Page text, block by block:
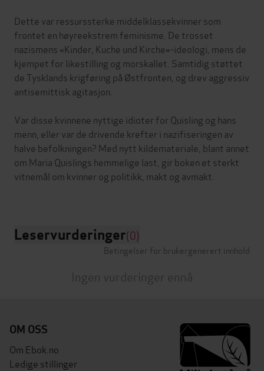
Dette var ressurssterke middelklassekvinner som
frontet en høyreekstrem feminisme. De trosset
nazismens «Kinder, Kuche und Kirche»-ideologi, mens de
kjempet for likestilling og morskallet. Samtidig støttet
de Tysklands krigføring på Østfronten, og drev aggressiv
antisemittisk agitasjon.
Var disse kvinnene nyttige idioter for Quisling og hans
menn, eller var de drivende krefter i nazifiseringen av
halve befolkningen? Med nytt kildemateriale, blant annet
om Maria Quislings hemmelige last, gir boken et sterkt
vitnemål om kvinner og politikk, makt og avmakt.
Leservurderinger(0)
Betingelser for brukergenerert innhold
Ingen vurderinger ennå
OM OSS
Om Ebok.no
Ledige stillinger